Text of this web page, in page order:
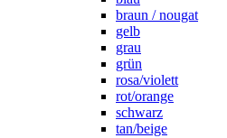
braun / nougat
gelb
grau
grün
rosa/violett
rot/orange
schwarz
tan/beige